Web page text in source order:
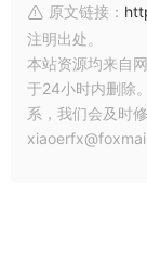
原文链接：
注明出处。
本站资源均来自
于24小时内删除
系，我们会及时